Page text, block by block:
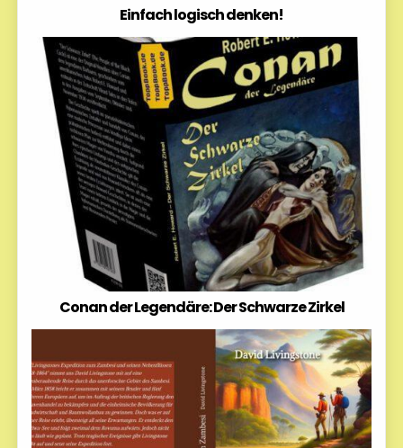
Einfach logisch denken!
Conan der Legendäre: Der Schwarze Zirkel